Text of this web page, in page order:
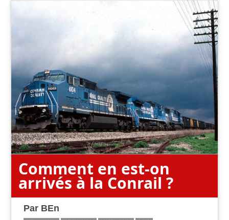
Comment en est-on
arrivés à la Conrail ?
Par BEn